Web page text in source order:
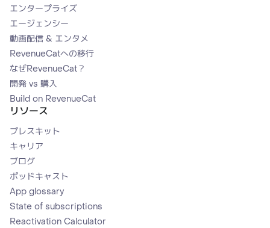
エンタープライズ
エージェンシー
動画配信 & エンタメ
RevenueCatへの移行
なぜRevenueCat？
開発 vs 購入
Build on RevenueCat
リソース
プレスキット
キャリア
ブログ
ポッドキャスト
App glossary
State of subscriptions
Reactivation Calculator